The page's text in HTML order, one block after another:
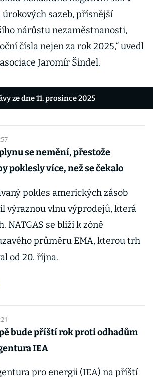
sazeb, přísnější
nárůstu nezaměstnanosti,
čísla nejen za rok 2025,“ uvedl
Jaromír Šindel.
ze dne 11. prosince 2025
se nemění, přestože
poklesly více, než se čekalo
pokles amerických zásob
výraznou vlnu výprodejů, která
NATGAS se blíží k zóně
průměru EMA, kterou trh
od 20. října.
bude příští rok proti odhadům
IEA
pro energii (IEA) na příští